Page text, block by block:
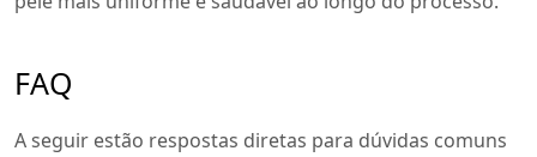
FAQ
A seguir estão respostas diretas para dúvidas comuns